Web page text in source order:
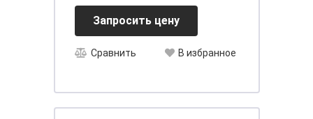
Запросить цену
Сравнить В избранное